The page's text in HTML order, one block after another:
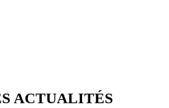
ACTUALITÉS